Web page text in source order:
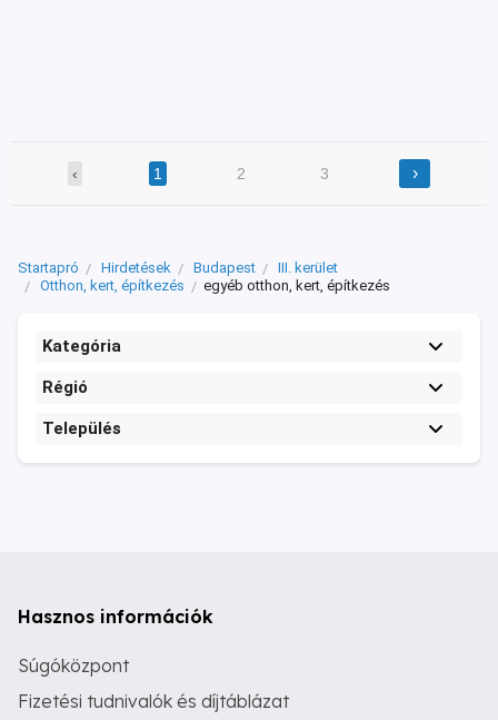
‹ 1 2 3 ›
Startapró Hirdetések Budapest
III. kerület
Otthon, kert, építkezés
egyéb otthon, kert, építkezés
Kategória
Régió
Település
Hasznos információk
Súgóközpont
Fizetési tudnivalók és díjtáblázat